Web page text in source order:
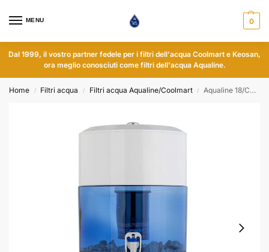
MENU 0
Dal 1999, il vostro partner fedele per i filtri dell'acqua Coolmart e Keosan,
ora meglio conosciuti come filtri dell'acqua Aqualine.
Home / Filtri acqua / Filtri acqua Aqualine/Coolmart / Aqualine 18/CM-101 - Vetro - pH neutro